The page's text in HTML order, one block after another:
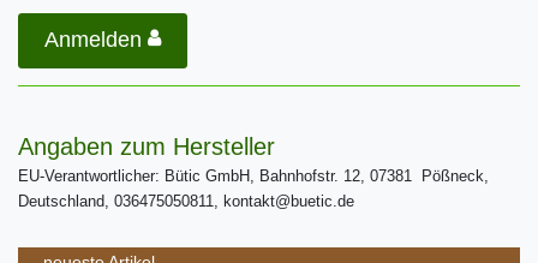
Anmelden
Angaben zum Hersteller
EU-Verantwortlicher: Bütic GmbH, Bahnhofstr. 12, 07381 Pößneck,
Deutschland, 036475050811, kontakt@buetic.de